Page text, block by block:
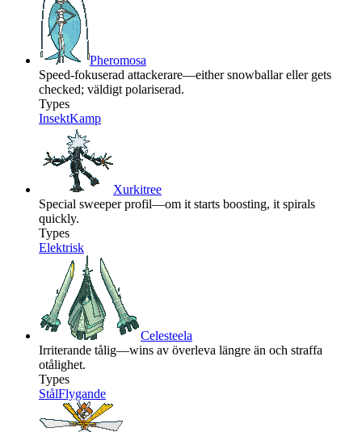
Pheromosa
Speed-fokuserad attackerare—either snowballar eller gets
checked; väldigt polariserad.
Types
InsektKamp
Xurkitree
Special sweeper profil—om it starts boosting, it spirals
quickly.
Types
Elektrisk
Celesteela
Irriterande tålig—wins av överleva längre än och straffa
otålighet.
Types
StålFlygande